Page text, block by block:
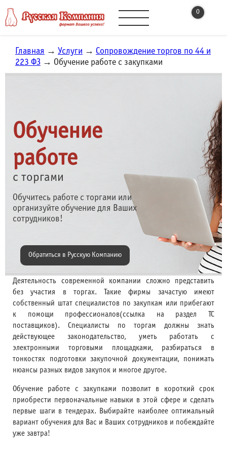
0
Главная → Услуги → Сопровождение торгов по 44 и
223 ФЗ → Обучение работе с закупками
Обучение
работе
с торгами
Обучитесь работе с торгами или
организуйте обучение для Ваших
сотрудников!
Обратиться в Русскую Компанию
Деятельность современной компании сложно представить
без участия в торгах. Такие фирмы зачастую имеют
собственный штат специалистов по закупкам или прибегают
к помощи профессионалов(ссылка на раздел ТС
поставщиков). Специалисты по торгам должны знать
действующее законодательство, уметь работать с
электронными торговыми площадками, разбираться в
тонкостях подготовки закупочной документации, понимать
нюансы разных видов закупок и многое другое.
Обучение работе с закупками позволит в короткий срок
приобрести первоначальные навыки в этой сфере и сделать
первые шаги в тендерах. Выбирайте наиболее оптимальный
вариант обучения для Вас и Ваших сотрудников и побеждайте
уже завтра!